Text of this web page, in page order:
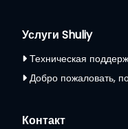
Услуги Shuliy
Техническая
Добро пожаловать,
Контакт